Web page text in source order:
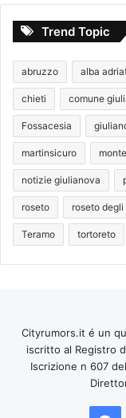
Trend Topic
abruzzo alba
chieti comune
Fossacesia
martinsicuro
notizie giulianova
roseto roseto
Teramo tortoreto
Cityrumors.it é un
iscritto al Registro
Iscrizione n 607